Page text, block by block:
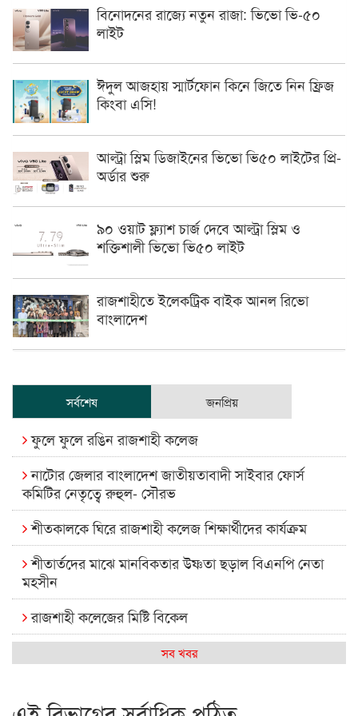
বিনোদনের রাজ্যে নতুন রাজা: ভিভো ভি-৫০
লাইট
ঈদুল আজহায় স্মার্টফোন কিনে জিতে নিন ফ্রিজ
কিংবা এসি!
আল্ট্রা স্লিম ডিজাইনের ভিভো ভি৫০ লাইটের প্রি-
অর্ডার শুরু
৯০ ওয়াট ফ্ল্যাশ চার্জ দেবে আল্ট্রা স্লিম ও
শক্তিশালী ভিভো ভি৫০ লাইট
রাজশাহীতে ইলেকট্রিক বাইক আনল রিভো
বাংলাদেশ
সর্বশেষ জনপ্রিয়
ফুলে ফুলে রঙিন রাজশাহী কলেজ
নাটোর জেলার বাংলাদেশ জাতীয়তাবাদী সাইবার ফোর্স
কমিটির নেতৃত্বে রুহুল- সৌরভ
শীতকালকে ঘিরে রাজশাহী কলেজ শিক্ষার্থীদের কার্যক্রম
শীতার্তদের মাঝে মানবিকতার উষ্ণতা ছড়াল বিএনপি নেতা
মহসীন
রাজশাহী কলেজের মিষ্টি বিকেল
কেমন আছে আমাদের দেশের মধ্যবিত্তরা
সব খবর